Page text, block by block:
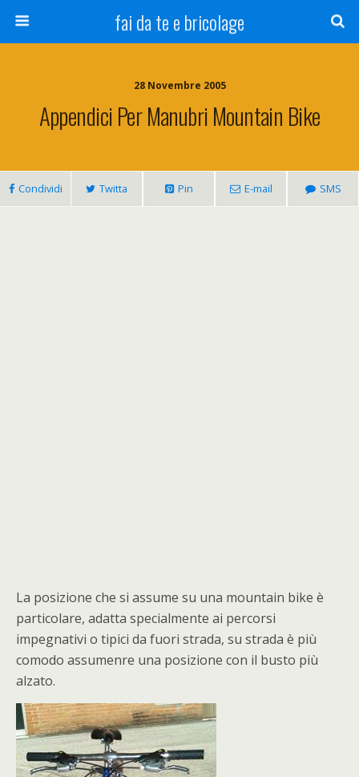
fai da te e bricolage
28 Novembre 2005
Appendici Per Manubri Mountain Bike
Condividi Twitta Pin E-mail SMS
La posizione che si assume su una mountain bike è
particolare, adatta specialmente ai percorsi
impegnativi o tipici da fuori strada, su strada è più
comodo assumenre una posizione con il busto più
alzato.